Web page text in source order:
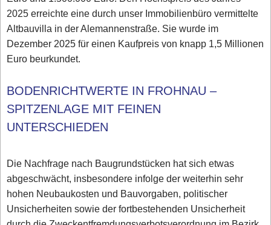
2025 erreichte eine durch unser Immobilienbüro vermittelte
Altbauvilla in der Alemannenstraße. Sie wurde im
Dezember 2025 für einen Kaufpreis von knapp 1,5 Millionen
Euro beurkundet.
BODENRICHTWERTE IN FROHNAU –
SPITZENLAGE MIT FEINEN
UNTERSCHIEDEN
Die Nachfrage nach Baugrundstücken hat sich etwas
abgeschwächt, insbesondere infolge der weiterhin sehr
hohen Neubaukosten und Bauvorgaben, politischer
Unsicherheiten sowie der fortbestehenden Unsicherheit